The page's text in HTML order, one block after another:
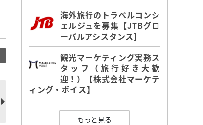
海外旅行のトラベルコンシ
ェルジュを募集【JTBグロ
ーバルアシスタンス】
観光マーケティング実務ス
タッフ（旅行好き大歓
迎！）【株式会社マーケテ
ィング・ボイス】
もっと見る